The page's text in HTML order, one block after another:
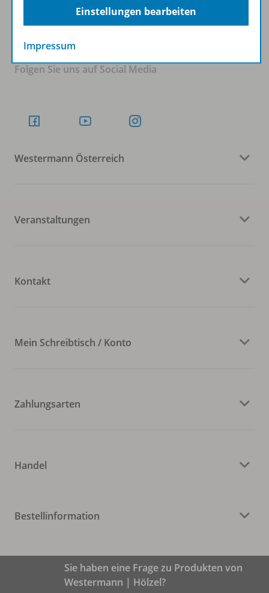
Zum Newsletter anmelden
Folgen Sie uns auf Social Media
Westermann Österreich
Veranstaltungen
Kontakt
Mein Schreibtisch / Konto
Zahlungsarten
Handel
Bestellinformation
Sie haben eine Frage zu Produkten von
Westermann | Hölzel?
Einstellungen bearbeiten
Impressum